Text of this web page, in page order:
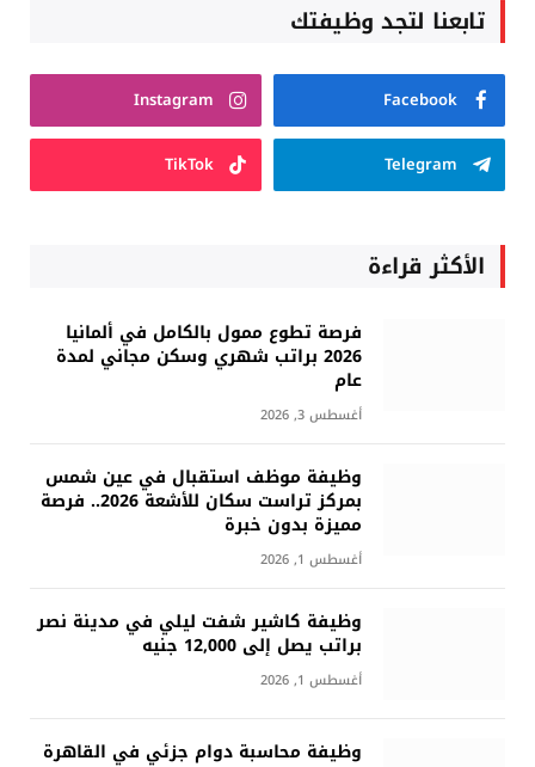
تابعنا لتجد وظيفتك
Facebook
Instagram
Telegram
TikTok
الأكثر قراءة
فرصة تطوع ممول بالكامل في ألمانيا
2026 براتب شهري وسكن مجاني لمدة
عام
أغسطس 3, 2026
وظيفة موظف استقبال في عين شمس
بمركز تراست سكان للأشعة 2026.. فرصة
مميزة بدون خبرة
أغسطس 1, 2026
وظيفة كاشير شفت ليلي في مدينة نصر
براتب يصل إلى 12,000 جنيه
أغسطس 1, 2026
وظيفة محاسبة دوام جزئي في القاهرة